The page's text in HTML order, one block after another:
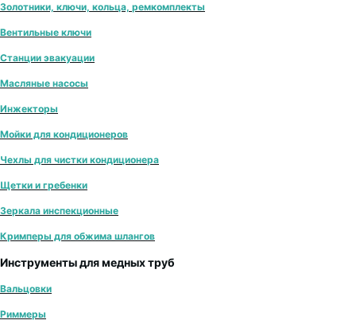
Золотники, ключи, кольца, ремкомплекты
Вентильные ключи
Станции эвакуации
Масляные насосы
Инжекторы
Мойки для кондиционеров
Чехлы для чистки кондиционера
Щетки и гребенки
Зеркала инспекционные
Кримперы для обжима шлангов
Инструменты для медных труб
Вальцовки
Риммеры